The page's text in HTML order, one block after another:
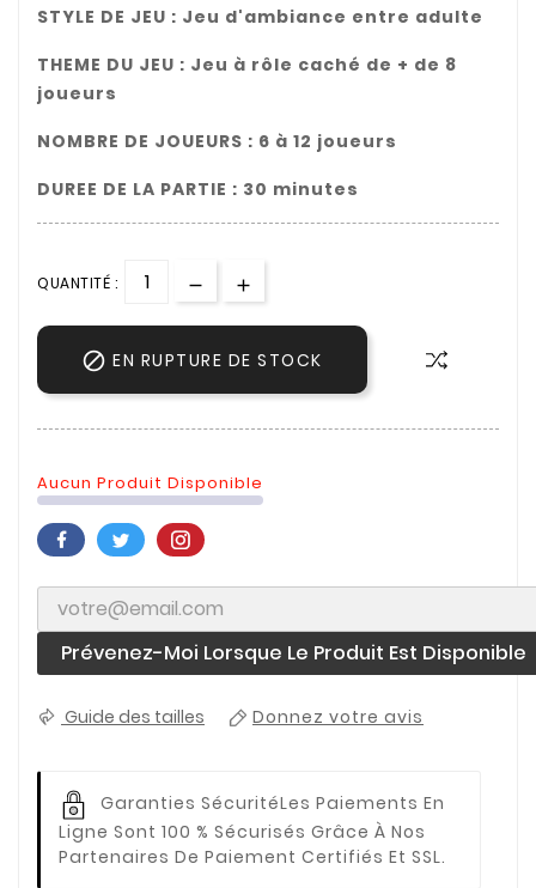
STYLE DE JEU : Jeu d'ambiance entre adulte
THEME DU JEU : Jeu à rôle caché de + de 8
joueurs
NOMBRE DE JOUEURS : 6 à 12 joueurs
DUREE DE LA PARTIE : 30 minutes
QUANTITÉ :
 EN RUPTURE DE STOCK
Aucun Produit Disponible
Prévenez-Moi Lorsque Le Produit Est Disponible
Guide des tailles Donnez votre avis
Garanties SécuritéLes Paiements En
Ligne Sont 100 % Sécurisés Grâce À Nos
Partenaires De Paiement Certifiés Et SSL.